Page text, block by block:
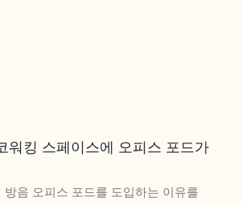
워킹 스페이스에 오피스 포드가
방음 오피스 포드를 도입하는 이유를